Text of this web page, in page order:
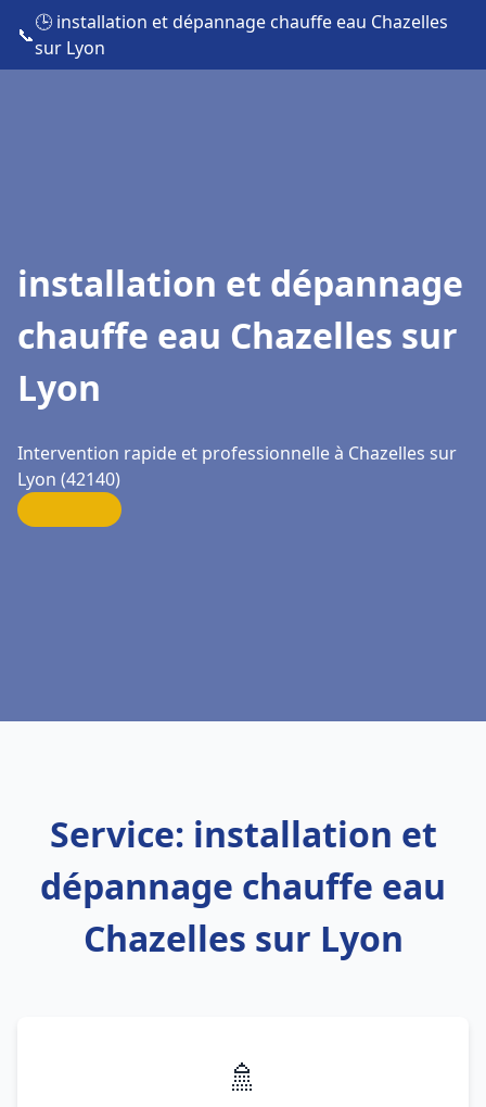
📞
🕒 installation et dépannage chauffe eau Chazelles
sur Lyon
installation et dépannage
chauffe eau Chazelles sur
Lyon
Intervention rapide et professionnelle à Chazelles sur
Lyon (42140)
Service: installation et
dépannage chauffe eau
Chazelles sur Lyon
🚿